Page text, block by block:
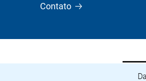
Contato
(link